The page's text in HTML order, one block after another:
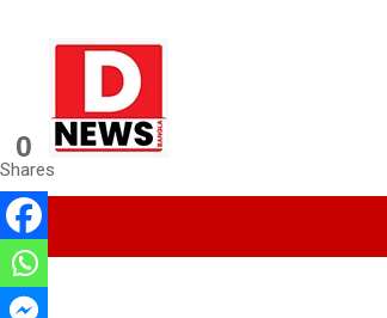
Dnews
#Medinipur #News #LatestBengali
#Medinipur24X7News
0
Shares